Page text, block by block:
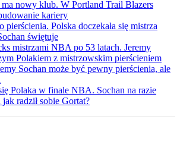
ma nowy klub. W Portland Trail Blazers
kariery
pierścienia. Polska doczekała się mistrza
świętuje
mistrzami NBA po 53 latach. Jeremy
Polakiem z mistrzowskim pierścieniem
Sochan może być pewny pierścienia, ale
Polaka w finale NBA. Sochan na razie
radził sobie Gortat?